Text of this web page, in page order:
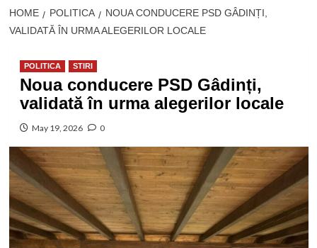
HOME POLITICA
NOUA CONDUCERE PSD GÂDINȚI,
VALIDATĂ ÎN URMA ALEGERILOR LOCALE
POLITICA STIRI
Noua conducere PSD Gâdinți,
validată în urma alegerilor locale
May 19, 2026 0